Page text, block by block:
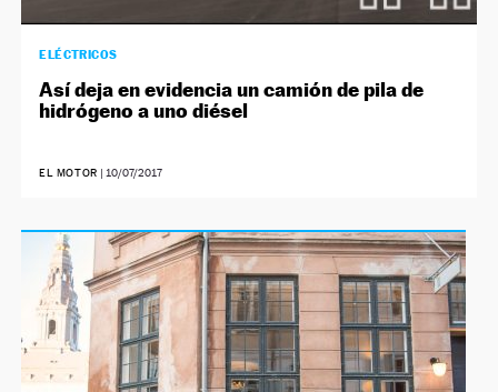
ELÉCTRICOS
Así deja en evidencia un camión de pila de
hidrógeno a uno diésel
EL MOTOR | 10/07/2017